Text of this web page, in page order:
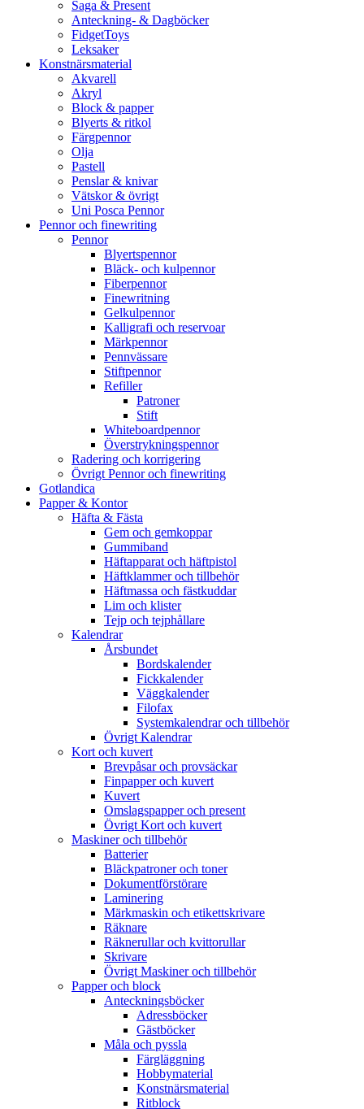
Saga & Present
Anteckning- & Dagböcker
FidgetToys
Leksaker
Konstnärsmaterial
Akvarell
Akryl
Block & papper
Blyerts & ritkol
Färgpennor
Olja
Pastell
Penslar & knivar
Vätskor & övrigt
Uni Posca Pennor
Pennor och finewriting
Pennor
Blyertspennor
Bläck- och kulpennor
Fiberpennor
Finewritning
Gelkulpennor
Kalligrafi och reservoar
Märkpennor
Pennvässare
Stiftpennor
Refiller
Patroner
Stift
Whiteboardpennor
Överstrykningspennor
Radering och korrigering
Övrigt Pennor och finewriting
Gotlandica
Papper & Kontor
Häfta & Fästa
Gem och gemkoppar
Gummiband
Häftapparat och häftpistol
Häftklammer och tillbehör
Häftmassa och fästkuddar
Lim och klister
Tejp och tejphållare
Kalendrar
Årsbundet
Bordskalender
Fickkalender
Väggkalender
Filofax
Systemkalendrar och tillbehör
Övrigt Kalendrar
Kort och kuvert
Brevpåsar och provsäckar
Finpapper och kuvert
Kuvert
Omslagspapper och present
Övrigt Kort och kuvert
Maskiner och tillbehör
Batterier
Bläckpatroner och toner
Dokumentförstörare
Laminering
Märkmaskin och etikettskrivare
Räknare
Räknerullar och kvittorullar
Skrivare
Övrigt Maskiner och tillbehör
Papper och block
Anteckningsböcker
Adressböcker
Gästböcker
Måla och pyssla
Färgläggning
Hobbymaterial
Konstnärsmaterial
Ritblock